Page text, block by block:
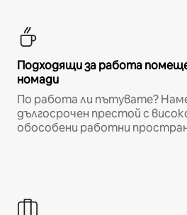
Подходящи за работа
номади
По работа ли пътувате?
дългосрочен престой с
обособени работни